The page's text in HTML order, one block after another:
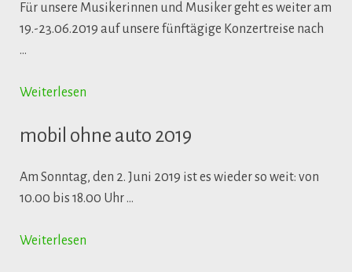
Für unsere Musikerinnen und Musiker geht es weiter am
19.-23.06.2019 auf unsere fünftägige Konzertreise nach
…
Weiterlesen
mobil ohne auto 2019
Am Sonntag, den 2. Juni 2019 ist es wieder so weit: von
10.00 bis 18.00 Uhr …
Weiterlesen